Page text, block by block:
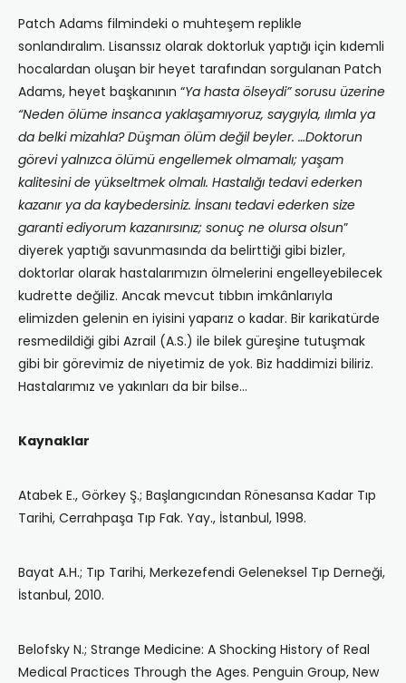
Patch Adams filmindeki o muhteşem replikle
sonlandıralım. Lisanssız olarak doktorluk yaptığı için kıdemli
hocalardan oluşan bir heyet tarafından sorgulanan Patch
Adams, heyet başkanının “Ya hasta ölseydi” sorusu üzerine
“Neden ölüme insanca yaklaşamıyoruz, saygıyla, ılımla ya
da belki mizahla? Düşman ölüm değil beyler. …Doktorun
görevi yalnızca ölümü engellemek olmamalı; yaşam
kalitesini de yükseltmek olmalı. Hastalığı tedavi ederken
kazanır ya da kaybedersiniz. İnsanı tedavi ederken size
garanti ediyorum kazanırsınız; sonuç ne olursa olsun”
diyerek yaptığı savunmasında da belirttiği gibi bizler,
doktorlar olarak hastalarımızın ölmelerini engelleyebilecek
kudrette değiliz. Ancak mevcut tıbbın imkânlarıyla
elimizden gelenin en iyisini yaparız o kadar. Bir karikatürde
resmedildiği gibi Azrail (A.S.) ile bilek güreşine tutuşmak
gibi bir görevimiz de niyetimiz de yok. Biz haddimizi biliriz.
Hastalarımız ve yakınları da bir bilse…
Kaynaklar
Atabek E., Görkey Ş.; Başlangıcından Rönesansa Kadar Tıp
Tarihi, Cerrahpaşa Tıp Fak. Yay., İstanbul, 1998.
Bayat A.H.; Tıp Tarihi, Merkezefendi Geleneksel Tıp Derneği,
İstanbul, 2010.
Belofsky N.; Strange Medicine: A Shocking History of Real
Medical Practices Through the Ages. Penguin Group, New